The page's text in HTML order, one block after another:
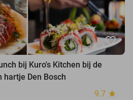
favorite_border
bij Kuro's Kitchen bij de
hartje Den Bosch
9.7 star